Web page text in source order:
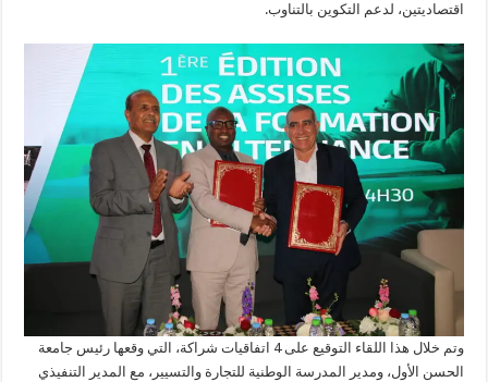
اقتصاديتين، لدعم التكوين بالتناوب.
وتم خلال هذا اللقاء التوقيع على 4 اتفاقيات شراكة، التي وقعها رئيس جامعة
الحسن الأول، ومدير المدرسة الوطنية للتجارة والتسيير، مع المدير التنفيذي